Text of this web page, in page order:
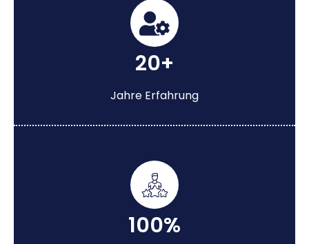
20+
Jahre Erfahrung
100%